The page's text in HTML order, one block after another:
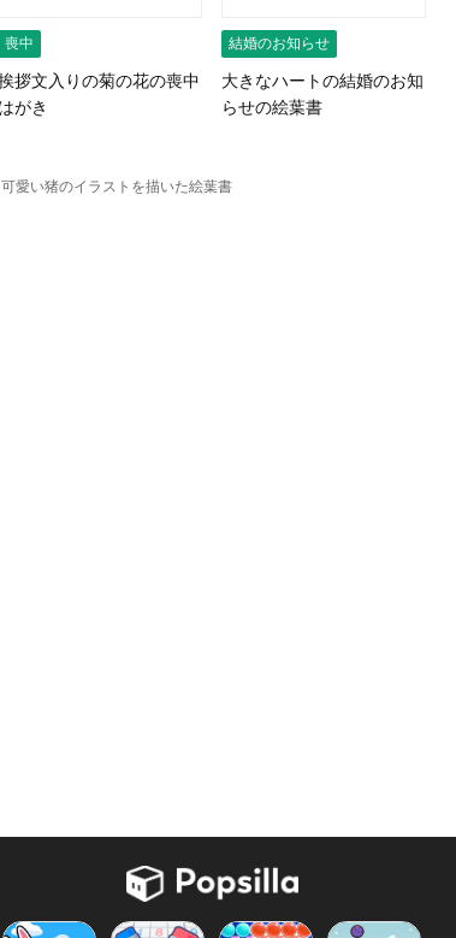
喪中
拶文入りの菊の花の喪中
はがき
結婚のお知らせ
大きなハートの結婚のお知
らせの絵葉書
可愛い猪のイラストを描いた絵葉書